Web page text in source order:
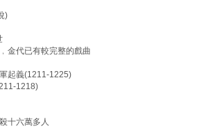
)
金代已有較完整的戲曲
起義(1211-1225)
1218)
十六萬多人